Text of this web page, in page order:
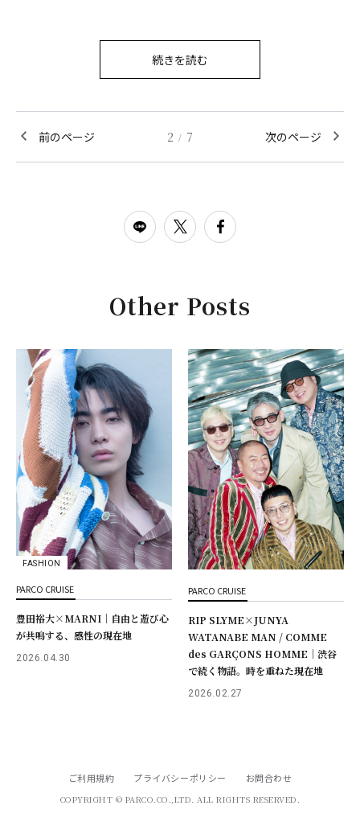
続きを読む
前のページ 2 / 7 次のページ
Other Posts
FASHION
PARCO CRUISE
豊田裕大×MARNI｜自由と遊び心
が共鳴する、感性の現在地
2026.04.30
PARCO CRUISE
RIP SLYME×JUNYA
WATANABE MAN / COMME
des GARÇONS HOMME｜渋谷
で続く物語。時を重ねた現在地
2026.02.27
ご利用規約 プライバシーポリシー お問合わせ
COPYRIGHT © PARCO.CO.,LTD. ALL RIGHTS RESERVED.